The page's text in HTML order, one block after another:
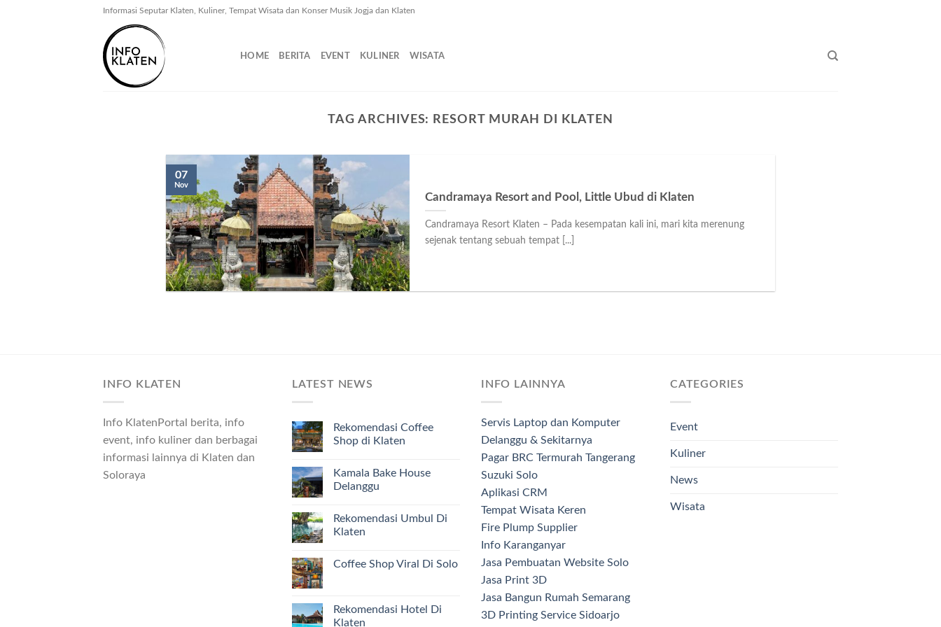
Informasi Seputar Klaten, Kuliner, Tempat Wisata dan Konser Musik Jogja dan Klaten
HOME BERITA EVENT KULINER WISATA
TAG ARCHIVES: RESORT MURAH DI KLATEN
Candramaya Resort and Pool, Little Ubud di Klaten
Candramaya Resort Klaten – Pada kesempatan kali ini, mari kita merenung
sejenak tentang sebuah tempat [...]
07
Nov
INFO KLATEN
Info KlatenPortal berita, info
event, info kuliner dan berbagai
informasi lainnya di Klaten dan
Soloraya
LATEST NEWS
Rekomendasi Coffee
Shop di Klaten
Kamala Bake House
Delanggu
Rekomendasi Umbul Di
Klaten
Coffee Shop Viral Di Solo
Rekomendasi Hotel Di
Klaten
INFO LAINNYA
Servis Laptop dan Komputer
Delanggu & Sekitarnya
Pagar BRC Termurah Tangerang
Suzuki Solo
Aplikasi CRM
Tempat Wisata Keren
Fire Plump Supplier
Info Karanganyar
Jasa Pembuatan Website Solo
Jasa Print 3D
Jasa Bangun Rumah Semarang
3D Printing Service Sidoarjo
CATEGORIES
Event
Kuliner
News
Wisata